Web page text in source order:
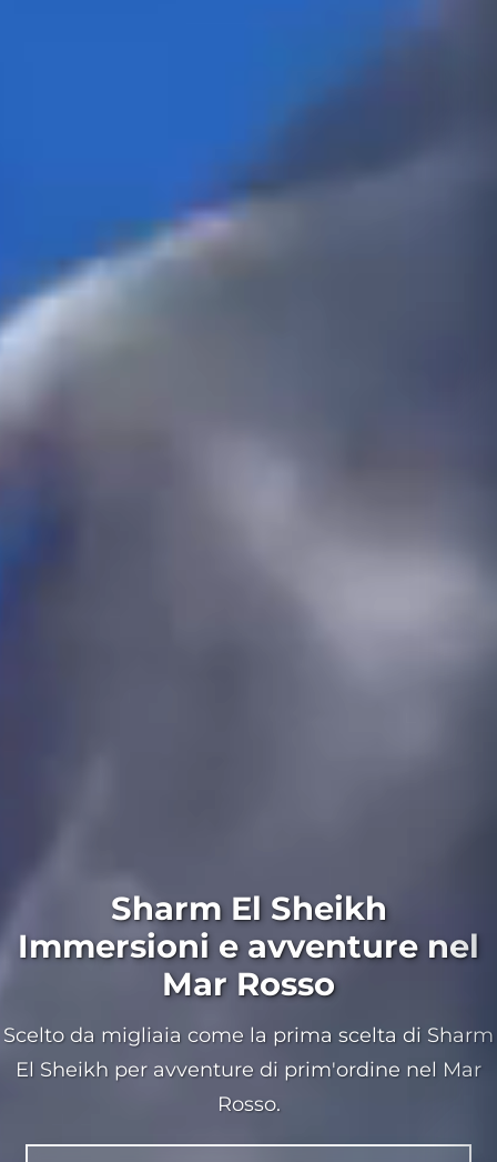
Sharm El Sheikh
Immersioni e avventure nel
Mar Rosso
Scelto da migliaia come la prima scelta di Sharm
El Sheikh per avventure di prim'ordine nel Mar
Rosso.